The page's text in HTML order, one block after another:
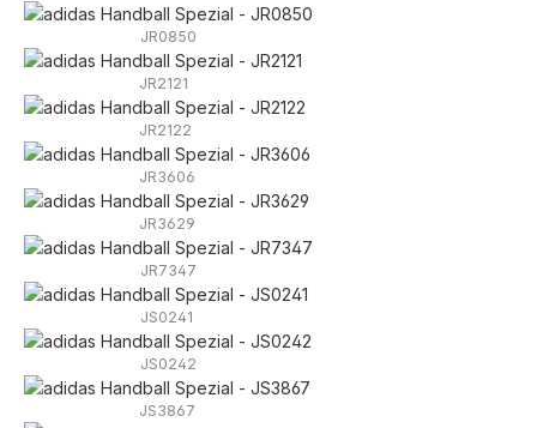
JR0850
JR2121
JR2122
JR3606
JR3629
JR7347
JS0241
JS0242
JS3867